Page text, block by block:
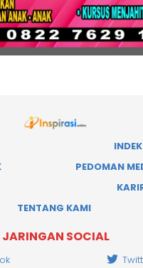
PEDOMAN
TENTANG KAMI
JARINGAN SOCIAL